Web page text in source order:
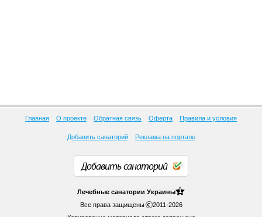
Главная О проекте Обратная связь Оферта Правила и условия
Добавить санаторий Реклама на портале
Лечебные санатории Украины 1
Все права защищены
2011-2026
Добавить санаторий